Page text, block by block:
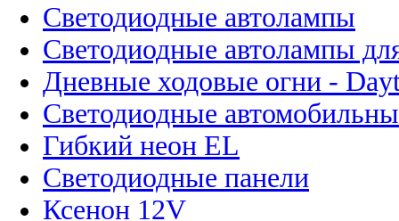
Светодиодные автолампы
Светодиодные автолампы
Дневные ходовые огни -
Светодиодные
Гибкий неон EL
Светодиодные панели
Ксенон 12V